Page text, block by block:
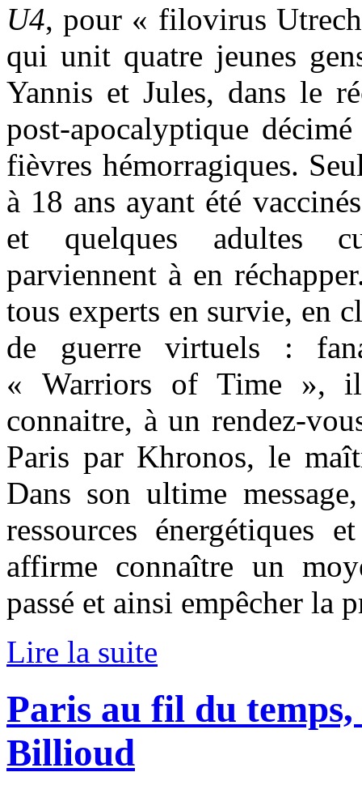
U4, pour « filovirus
qui unit quatre jeunes
Yannis et Jules, dans le
post-apocalyptique
fièvres hémorragiques.
à 18 ans ayant été
et quelques adultes
parviennent à en
tous experts en survie, en
de guerre virtuels :
« Warriors of Time »,
connaitre, à un rendez-
Paris par Khronos, le
Dans son ultime
ressources énergétiques
affirme connaître un
passé et ainsi empêcher la
Lire la suite
Paris au fil du
Billioud